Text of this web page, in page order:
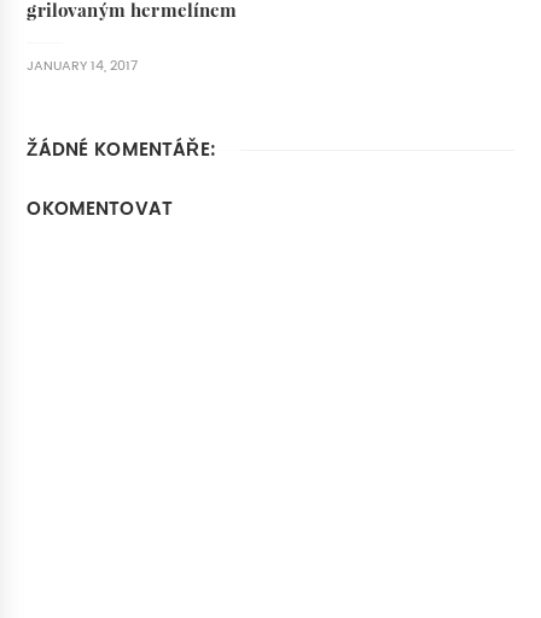
grilovaným hermelínem
JANUARY 14, 2017
ŽÁDNÉ KOMENTÁŘE:
OKOMENTOVAT